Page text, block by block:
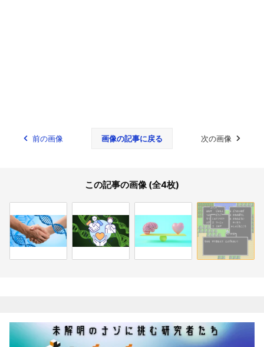
前の画像 画像の記事に戻る 次の画像
この記事の画像 (全4枚)